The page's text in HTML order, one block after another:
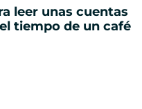
leer unas cuentas
tiempo de un café